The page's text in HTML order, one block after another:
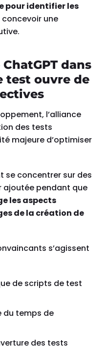
pour identifier les
concevoir une
dans
test ouvre de
l’alliance
des tests
majeure d’optimiser
se concentrer sur des
ajoutée pendant que
les aspects
de la création de
s’agissent
de scripts de test
du temps de
des tests